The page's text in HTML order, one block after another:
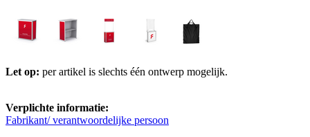
Let op: per artikel is slechts één ontwerp mogelijk.
Verplichte informatie:
Fabrikant/ verantwoordelijke persoon